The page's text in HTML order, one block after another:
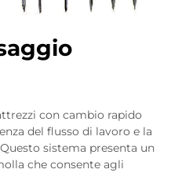
con cambio rapido
del flusso di lavoro e la
sistema presenta un
che consente agli